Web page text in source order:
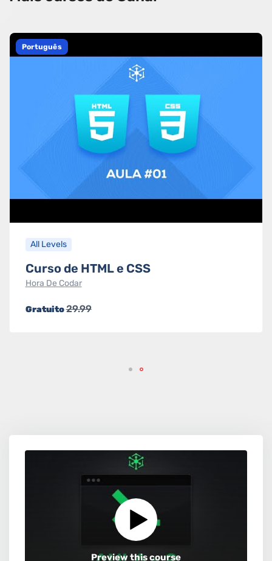
Português
All Levels
Curso de HTML e CSS
Hora De Codar
Gratuito29.99
Preview this course